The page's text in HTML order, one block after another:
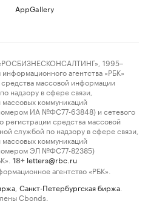
AppGallery
1995–
агентства «РБК»
массовой информации
надзору в сфере связи,
коммуникаций
ИА №ФС77-63848) и сетевого
регистрации средства массовой
службой по надзору в сфере связи,
коммуникаций
ЭЛ №ФС77-82385)
18+ letters@rbc.ru
агентство «РБК».
Санкт-Петербургская биржа
Cbonds.